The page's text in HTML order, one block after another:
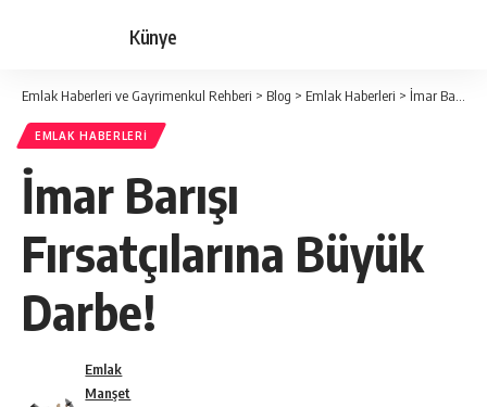
Künye
Emlak Haberleri ve Gayrimenkul Rehberi > Blog > Emlak Haberleri > İmar Barışı Fırsatçılarına Büyük Darbe!
EMLAK HABERLERI
İmar Barışı
Fırsatçılarına Büyük
Darbe!
Emlak
Manşet